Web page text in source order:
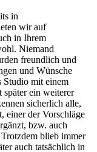
in
wir auf
in Ihrem
Niemand
freundlich und
und Wünsche
Studio mit einem
ein weiterer
sicherlich alle,
einer der Vorschläge
bzw. auch
blieb immer
auch tatsächlich in